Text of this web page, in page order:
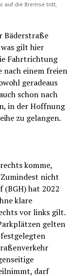
auf die Bremse tritt,
Bäderstraße
gilt hier
Fahrtrichtung
nach einem freien
geradeaus
schon nach
in der Hoffnung
zu gelangen.
komme,
nicht
(BGH) hat 2022
klare
vor links gilt.
gelten
darf